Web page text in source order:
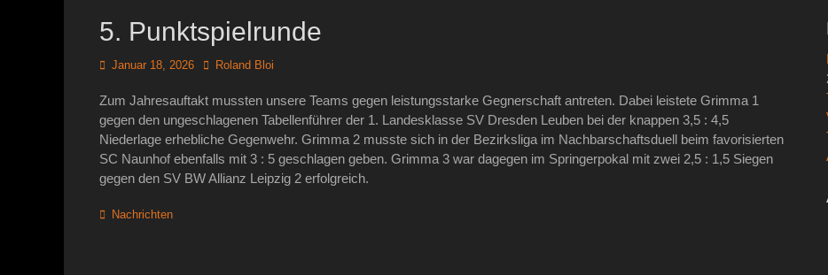
5. Punktspielrunde
Posted
Januar 18, 2026 AutorRoland Bloi
Zum Jahresauftakt mussten unsere Teams gegen leistungsstarke Gegnerschaft antreten. Dabei leistete Grimma 1
gegen den ungeschlagenen Tabellenführer der 1. Landesklasse SV Dresden Leuben bei der knappen 3,5 : 4,5
Niederlage erhebliche Gegenwehr. Grimma 2 musste sich in der Bezirksliga im Nachbarschaftsduell beim favorisierten
SC Naunhof ebenfalls mit 3 : 5 geschlagen geben. Grimma 3 war dagegen im Springerpokal mit zwei 2,5 : 1,5 Siegen
gegen den SV BW Allianz Leipzig 2 erfolgreich.
Kategorien
Nachrichten